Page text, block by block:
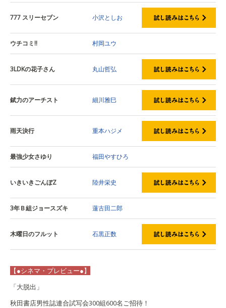
777 スリーセブン 小沢としお
ウチコミ!! 村岡ユウ
3LDKの花子さん 丸山哲弘
錻力のアーチスト 細川雅巳
雨天決行 重本ハジメ
最強少女さゆり 福田やすひろ
いきいきごんぼZ 陸井栄史
3年Ｂ組ジョースズキ 蓮古田二郎
木曜日のフルット 石黒正数
【●シネマ・プレビュー●】
「大脱出」
秋田書店男性誌連合試写会300組600名ご招待！